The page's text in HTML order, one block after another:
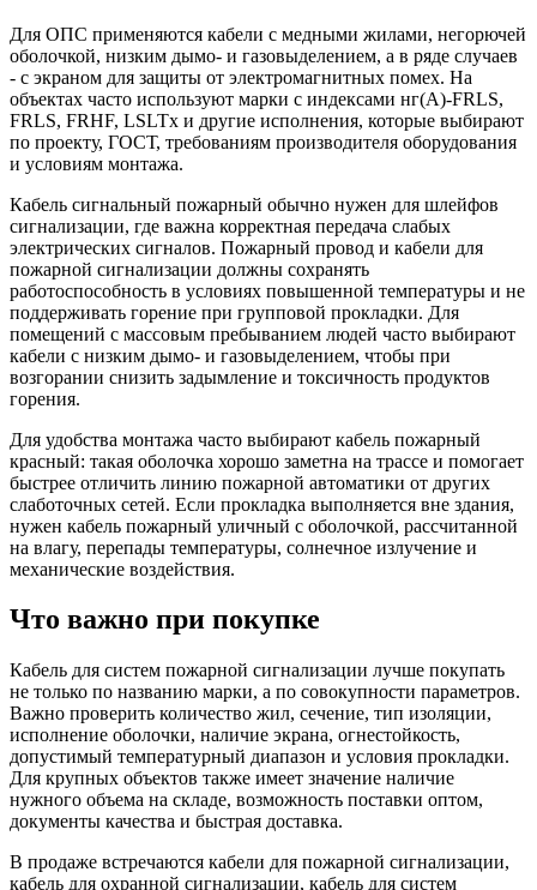
Для ОПС применяются кабели с медными жилами, негорючей
оболочкой, низким дымо- и газовыделением, а в ряде случаев
- с экраном для защиты от электромагнитных помех. На
объектах часто используют марки с индексами нг(А)-FRLS,
FRLS, FRHF, LSLTx и другие исполнения, которые выбирают
по проекту, ГОСТ, требованиям производителя оборудования
и условиям монтажа.
Кабель сигнальный пожарный обычно нужен для шлейфов
сигнализации, где важна корректная передача слабых
электрических сигналов. Пожарный провод и кабели для
пожарной сигнализации должны сохранять
работоспособность в условиях повышенной температуры и не
поддерживать горение при групповой прокладки. Для
помещений с массовым пребыванием людей часто выбирают
кабели с низким дымо- и газовыделением, чтобы при
возгорании снизить задымление и токсичность продуктов
горения.
Для удобства монтажа часто выбирают кабель пожарный
красный: такая оболочка хорошо заметна на трассе и помогает
быстрее отличить линию пожарной автоматики от других
слаботочных сетей. Если прокладка выполняется вне здания,
нужен кабель пожарный уличный с оболочкой, рассчитанной
на влагу, перепады температуры, солнечное излучение и
механические воздействия.
Что важно при покупке
Кабель для систем пожарной сигнализации лучше покупать
не только по названию марки, а по совокупности параметров.
Важно проверить количество жил, сечение, тип изоляции,
исполнение оболочки, наличие экрана, огнестойкость,
допустимый температурный диапазон и условия прокладки.
Для крупных объектов также имеет значение наличие
нужного объема на складе, возможность поставки оптом,
документы качества и быстрая доставка.
В продаже встречаются кабели для пожарной сигнализации,
кабель для охранной сигнализации, кабель для систем